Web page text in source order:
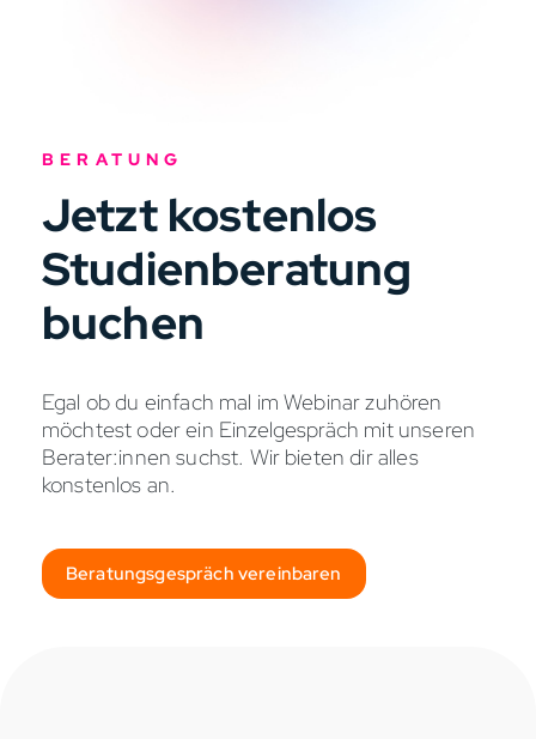
BERATUNG
Jetzt kostenlos
Studienberatung
buchen
Egal ob du einfach mal im Webinar zuhören
möchtest oder ein Einzelgespräch mit unseren
Berater:innen suchst. Wir bieten dir alles
konstenlos an.
Beratungsgespräch vereinbaren